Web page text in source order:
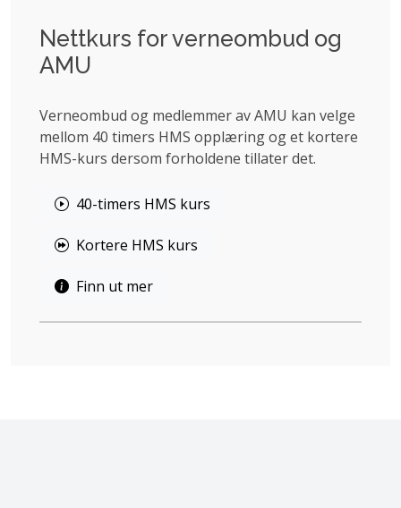
Nettkurs for verneombud og
AMU
Verneombud og medlemmer av AMU kan velge
mellom 40 timers HMS opplæring og et kortere
HMS-kurs dersom forholdene tillater det.
40-timers HMS kurs
Kortere HMS kurs
Finn ut mer